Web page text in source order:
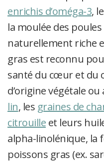
enrichis d’oméga-3,
la moulée des poules
naturellement riche
gras est reconnu
santé du cœur et du
d’origine végétale ou
lin, les graines de
citrouille et leurs
alpha-linolénique, la
poissons gras (ex.